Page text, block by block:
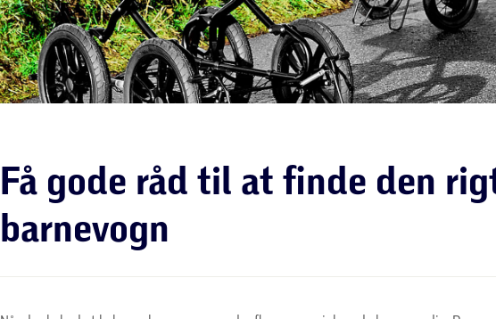
Få gode råd til at finde den
barnevogn